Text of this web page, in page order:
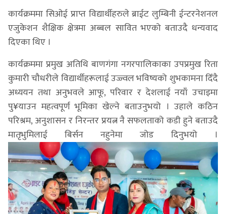
कार्यक्रममा सिओई प्राप्त विद्यार्थीहरुले ब्राईट लुम्बिनी ईन्टरनेशनल
एजुकेशन शैक्षिक क्षेत्रमा अब्बल सावित भएको बताउदै धन्यवाद
दिएका थिए ।
कार्यक्रममा प्रमुख अतिथि बाणगंगा नगरपालिकाका उपप्रमुख रिता
कुमारी चौधरीले विद्यार्थीहरूलाई उज्ज्वल भविष्यको शुभकामना दिँदै
अध्ययन तथा अनुभवले आफू, परिवार र देशलाई नयाँ उचाइमा
पु¥याउन महत्वपूर्ण भूमिका खेल्ने बताउनुभयो । उहाले कठिन
परिश्रम, अनुशासन र निरन्तर प्रयत्न नै सफलताको कडी हुने बताउदै
मातृभुमिलाई बिर्सन नहुनेमा जोड दिनुभयो ।